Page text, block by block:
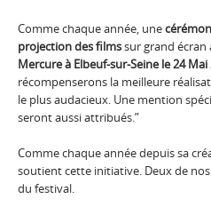
Comme chaque année, une
projection des filmssur grand écran
Mercure à Elbeuf-sur-Seine le 24 Mai
récompenserons la meilleure
le plus audacieux. Une mention
seront aussi attribués.”
Comme chaque année depuis sa
soutient cette initiative. Deux de
du festival.